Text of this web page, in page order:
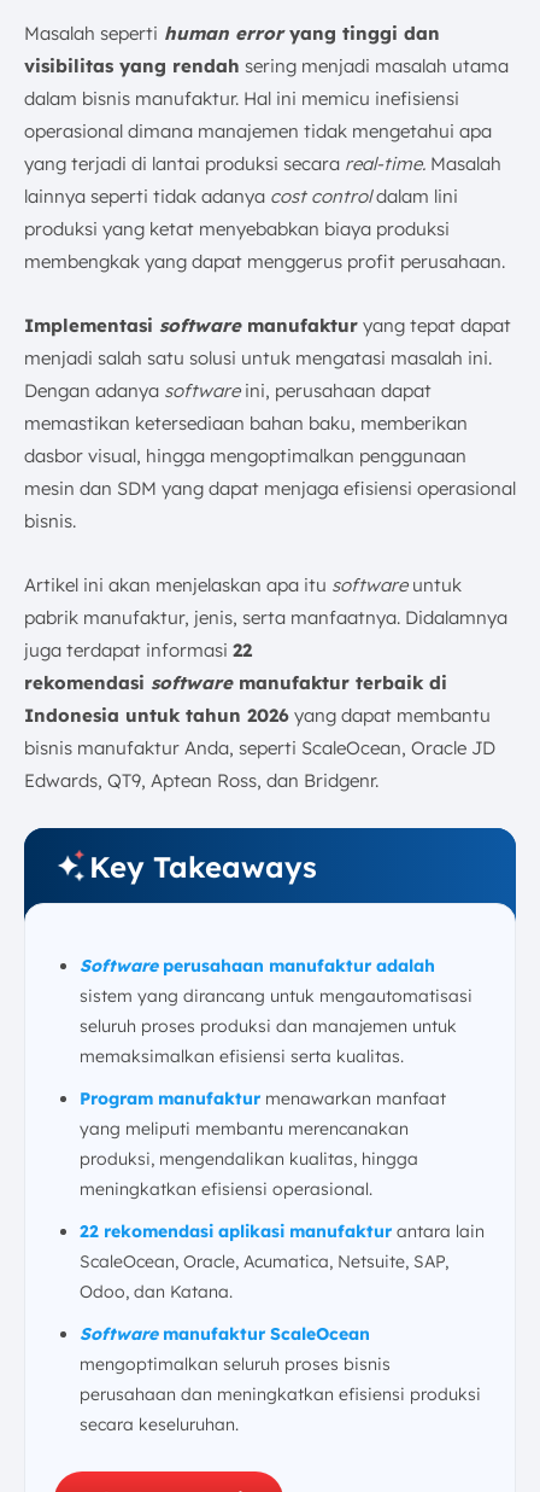
8. Program Manufaktur Primavera
9. Aplikasi Manufaktur Acumatica ERP
10. Software ERP Manufaktur Microsoft Dynamics
AX
11. Perangkat Lunak Manufaktur Infor LN
12. Software Program Manufaktur OQTON
13. Monitor ERP Manufacture System
14. DELMIAWorks Manufacturing ERP
16. Software Manufaktur Fishbowl
17. Epicor Manufacturing Software
18. Software Manufaktur Eprag
20. Software Pabrik Manufaktur Striven
21. Software ERP Manufaktur Safety Culture
Apa Saja Jenis-jenis Software Manufaktur?
Apa Manfaat Implementasi Software Manufaktur?
1. Meningkatkan Efisiensi
2. Meningkatkan Kualitas Produk
3. Mengurangi Biaya Operasional
4. Meningkatkan Akurasi
5. Memungkinkan Pengambilan Keputusan yang
Modul dan Fitur Wajib dalam Software Manufaktur
Terbaik
3. Modul Manajemen Rantai Pasokan
4. Modul Quality Control
5. Modul Pelaporan dan Analisis
Bagaimana Cara Memilih Software ERP Manufaktur
1. Evaluasi Kebutuhan Spesifik Bisnis Anda
2. Pertimbangkan Jenis Implementasi
3. Integrasi dengan Sistem yang Ada
4. Kemudahan Penggunaan (UX/UI)
5. Kualitas Dukungan Pelanggan Vendor
6. Faktor Keamanan Data
Kesimpulan
FAQ:
Masalah seperti human erroryang tinggi dan
visibilitas yang rendah sering menjadi masalah utama
dalam bisnis manufaktur. Hal ini memicu inefisiensi
operasional dimana manajemen tidak mengetahui apa
yang terjadi di lantai produksi secara real-time. Masalah
lainnya seperti tidak adanya cost controldalam lini
produksi yang ketat menyebabkan biaya produksi
membengkak yang dapat menggerus profit perusahaan.
Implementasi software manufaktur yang tepat dapat
menjadi salah satu solusi untuk mengatasi masalah ini.
Dengan adanya software ini, perusahaan dapat
memastikan ketersediaan bahan baku, memberikan
dasbor visual, hingga mengoptimalkan penggunaan
mesin dan SDM yang dapat menjaga efisiensi operasional
bisnis.
Artikel ini akan menjelaskan apa itu software untuk
pabrik manufaktur, jenis, serta manfaatnya. Didalamnya
juga terdapat informasi 22
rekomendasi software manufaktur terbaik di
Indonesia untuk tahun 2026 yang dapat membantu
bisnis manufaktur Anda, seperti ScaleOcean, Oracle JD
Edwards, QT9, Aptean Ross, dan Bridgenr.
Key Takeaways
Softwareperusahaan manufaktur adalah
sistem yang dirancang untuk mengautomatisasi
seluruh proses produksi dan manajemen untuk
memaksimalkan efisiensi serta kualitas.
Program manufaktur menawarkan manfaat
yang meliputi membantu merencanakan
produksi, mengendalikan kualitas, hingga
meningkatkan efisiensi operasional.
22 rekomendasi aplikasi manufaktur antara lain
ScaleOcean, Oracle, Acumatica, Netsuite, SAP,
Odoo, dan Katana.
Softwaremanufaktur ScaleOcean
mengoptimalkan seluruh proses bisnis
perusahaan dan meningkatkan efisiensi produksi
secara keseluruhan.